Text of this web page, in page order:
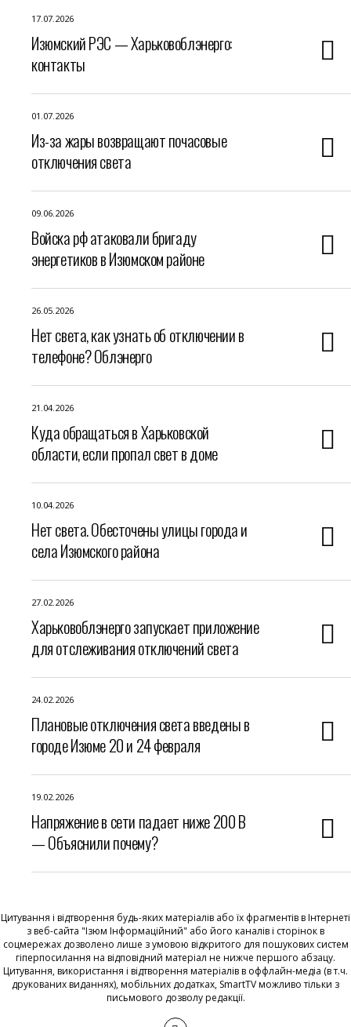
17.07.2026
Изюмский РЭС — Харьковоблэнерго:
контакты
01.07.2026
Из-за жары возвращают почасовые
отключения света
09.06.2026
Войска рф атаковали бригаду
энергетиков в Изюмском районе
26.05.2026
Нет света, как узнать об отключении в
телефоне? Облэнерго
21.04.2026
Куда обращаться в Харьковской
области, если пропал свет в доме
10.04.2026
Нет света. Обесточены улицы города и
села Изюмского района
27.02.2026
Харьковоблэнерго запускает приложение
для отслеживания отключений света
24.02.2026
Плановые отключения света введены в
городе Изюме 20 и 24 февраля
19.02.2026
Напряжение в сети падает ниже 200 В
— Объяснили почему?
Цитування і відтворення будь-яких матеріалів або їх фрагментів в Інтернеті
з веб-сайта "Ізюм Інформаційний" або його каналів і сторінок в
соцмережах дозволено лише з умовою відкритого для пошукових систем
гіперпосилання на відповідний матеріал не нижче першого абзацу.
Цитування, використання і відтворення матеріалів в оффлайн-медіа (в т.ч.
друкованих виданнях), мобільних додатках, SmartTV можливо тільки з
письмового дозволу редакції.